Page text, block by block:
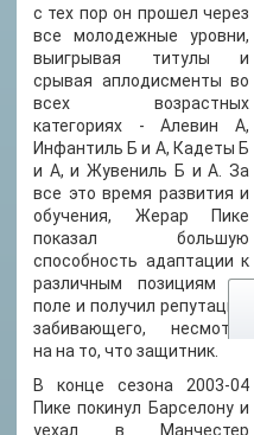
с тех пор он прошел через
все молодежные уровни,
выигрывая титулы и
срывая аплодисменты во
всех возрастных
категориях - Алевин А,
Инфантиль Б и А, Кадеты Б
и А, и Жувениль Б и А. За
все это время развития и
обучения, Жерар Пике
показал большую
способность адаптации к
различным позициям на
поле и получил репутацию
забивающего, несмотря
на на то, что защитник.
В конце сезона 2003-04
Пике покинул Барселону и
уехал в Манчестер